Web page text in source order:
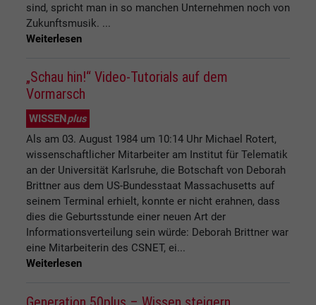
sind, spricht man in so manchen Unternehmen noch von
Zukunftsmusik. ...
Weiterlesen
„Schau hin!“ Video-Tutorials auf dem
Vormarsch
WISSEN plus
Als am 03. August 1984 um 10:14 Uhr Michael Rotert,
wissenschaftlicher Mitarbeiter am Institut für Telematik
an der Universität Karlsruhe, die Botschaft von Deborah
Brittner aus dem US-Bundesstaat Massachusetts auf
seinem Terminal erhielt, konnte er nicht erahnen, dass
dies die Geburtsstunde einer neuen Art der
Informationsverteilung sein würde: Deborah Brittner war
eine Mitarbeiterin des CSNET, ei...
Weiterlesen